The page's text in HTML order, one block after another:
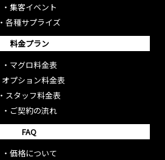
・ 集客イベント
・ 各種サプライズ
料金プラン
・ マグロ料金表
オプション料金表
・ スタッフ料金表
・ ご契約の流れ
FAQ
・ 価格について